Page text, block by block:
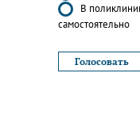
В
самостоятельно